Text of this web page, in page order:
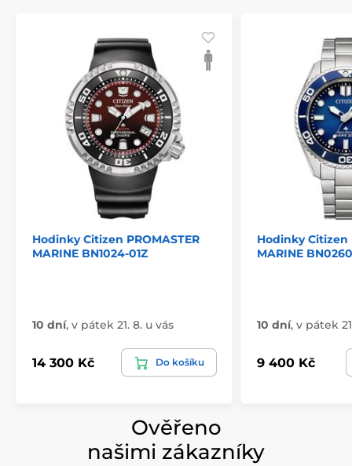
Hodinky Citizen PROMASTER
MARINE BN1024-01Z
10 dní, v pátek 21. 8. u vás
14 300 Kč Do košíku
Hodinky Citizen
MARINE
10 dní, v pátek
9 400 Kč
Ověřeno
našimi zákazníky